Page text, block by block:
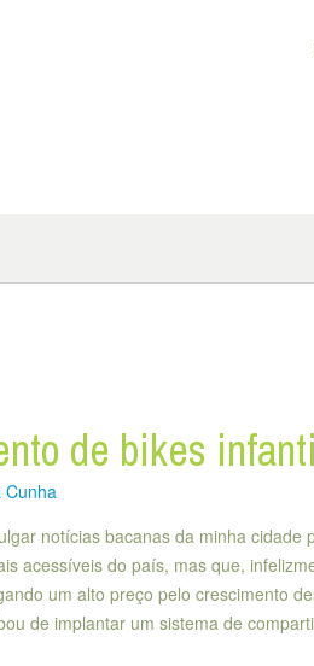
de bikes
Cunha
notícias bacanas da minha cidade
acessíveis do país, mas que,
um alto preço pelo crescimento
de implantar um sistema de